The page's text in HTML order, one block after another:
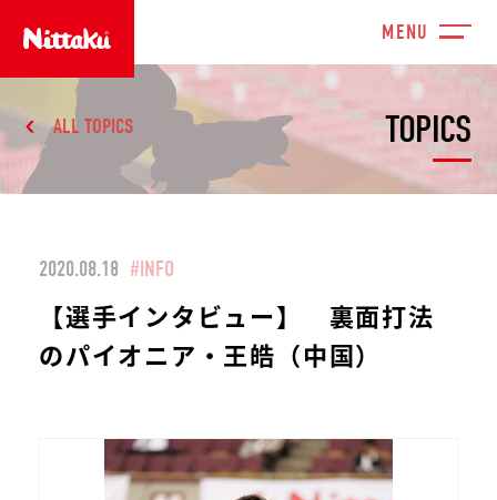
TOPICS
ALL TOPICS
2020.08.18 #INFO
【選手インタビュー】 裏面打法
のパイオニア・王皓（中国）